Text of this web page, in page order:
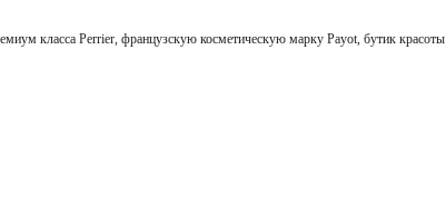
класса Perrier, французскую косметическую марку Payot, бутик красоты